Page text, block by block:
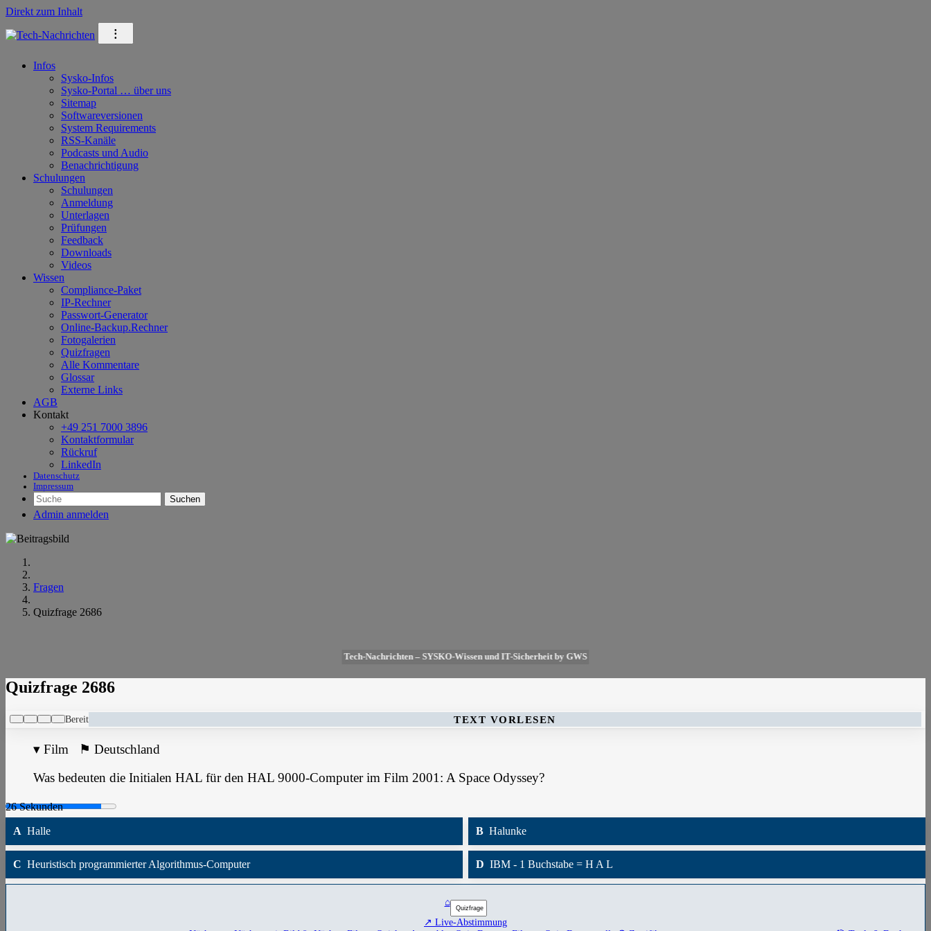
Direkt zum Inhalt
⁝
Infos
Sysko-Infos
Sysko-Portal … über uns
Sitemap
Softwareversionen
System Requirements
RSS-Kanäle
Podcasts und Audio
Benachrichtigung
Schulungen
Schulungen
Anmeldung
Unterlagen
Prüfungen
Feedback
Downloads
Videos
Wissen
Compliance-Paket
IP-Rechner
Passwort-Generator
Online-Backup.Rechner
Fotogalerien
Quizfragen
Alle Kommentare
Glossar
Externe Links
AGB
Kontakt
+49 251 7000 3896
Kontaktformular
Rückruf
LinkedIn
Datenschutz
Impressum
Suchen
Admin anmelden
Fragen
Quizfrage 2686
Tech-Nachrichten – SYSKO-Wissen und IT-Sicherheit by GWS
Quizfrage 2686
Bereit TEXT VORLESEN
▾ Film ⚑ Deutschland
Was bedeuten die Initialen HAL für den HAL 9000-Computer im Film 2001: A Space Odyssey?
A Halle B Halunke
C Heuristisch programmierter Algorithmus-Computer D IBM - 1 Buchstabe = H A L
⌂
↗ Live-Abstimmung